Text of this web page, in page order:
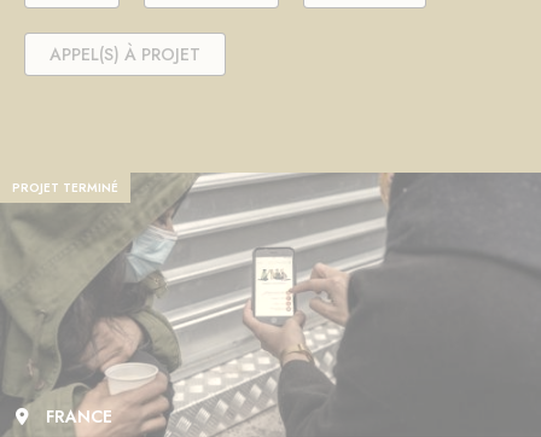
APPEL(S) À PROJET
PROJET TERMINÉ
FRANCE